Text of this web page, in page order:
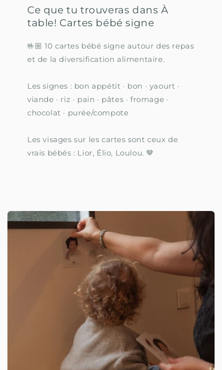
Ce que tu trouveras dans À
table! Cartes bébé signe
🤟🏼 10 cartes bébé signe autour des repas
et de la diversification alimentaire.
Les signes : bon appétit · bon · yaourt ·
viande · riz · pain · pâtes · fromage ·
chocolat · purée/compote
Les visages sur les cartes sont ceux de
vrais bébés : Lior, Élio, Loulou. 🤎